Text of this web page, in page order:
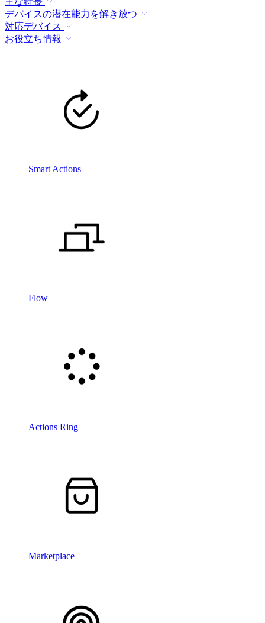
デバイスの潜在能力を解き放つ
対応デバイス
お役立ち情報
Smart Actions
Flow
Actions Ring
Marketplace